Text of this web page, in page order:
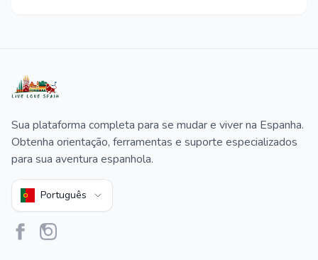
Sua plataforma completa para se mudar e viver na Espanha.
Obtenha orientação, ferramentas e suporte especializados
para sua aventura espanhola.
Português